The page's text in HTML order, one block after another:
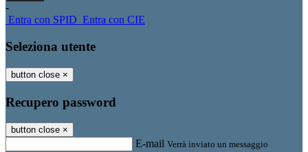
-
Entra con SPID Entra con CIE
Seleziona utente
button close ×
Recupero password
button close ×
E-mail Verrà inviato un messaggio